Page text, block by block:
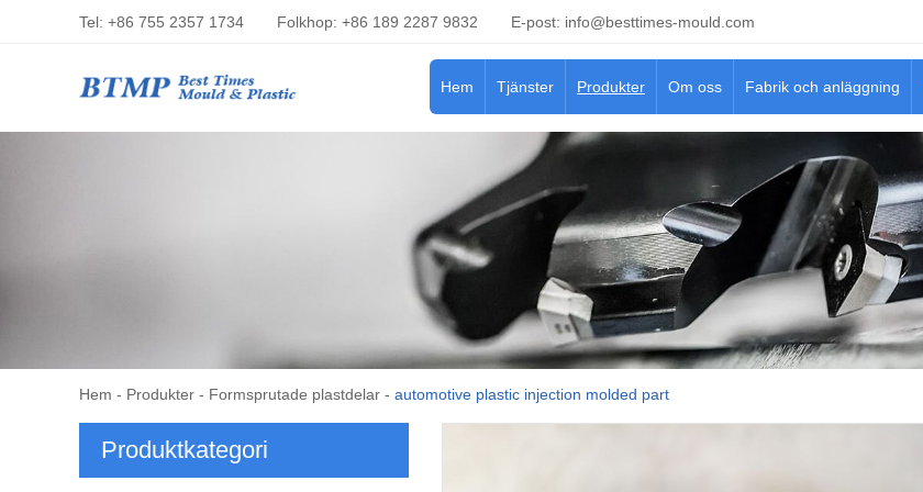
Tel: +86 755 2357 1734 Folkhop: +86 189 2287 9832 E-post: info@besttimes-mould.com
Hem Tjänster Produkter Om oss Fabrik och anläggning
Hem - Produkter - Formsprutade plastdelar - automotive plastic injection molded part
Produktkategori